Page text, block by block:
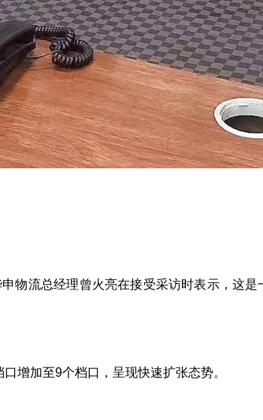
申物流总经理曾火亮在接受采访时表示，这
口增加至9个档口，呈现快速扩张态势。